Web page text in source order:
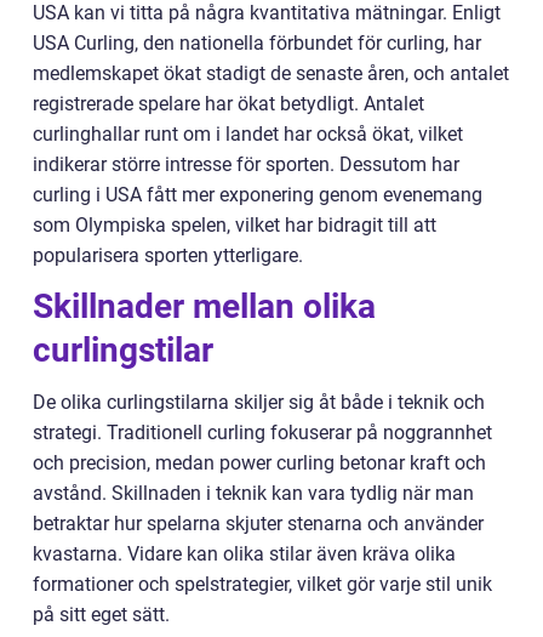
USA kan vi titta på några kvantitativa mätningar. Enligt
USA Curling, den nationella förbundet för curling, har
medlemskapet ökat stadigt de senaste åren, och antalet
registrerade spelare har ökat betydligt. Antalet
curlinghallar runt om i landet har också ökat, vilket
indikerar större intresse för sporten. Dessutom har
curling i USA fått mer exponering genom evenemang
som Olympiska spelen, vilket har bidragit till att
popularisera sporten ytterligare.
Skillnader mellan olika
curlingstilar
De olika curlingstilarna skiljer sig åt både i teknik och
strategi. Traditionell curling fokuserar på noggrannhet
och precision, medan power curling betonar kraft och
avstånd. Skillnaden i teknik kan vara tydlig när man
betraktar hur spelarna skjuter stenarna och använder
kvastarna. Vidare kan olika stilar även kräva olika
formationer och spelstrategier, vilket gör varje stil unik
på sitt eget sätt.